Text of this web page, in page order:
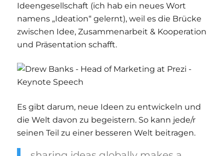
Ideengesellschaft (ich hab ein neues Wort
namens „Ideation“ gelernt), weil es die Brücke
zwischen Idee, Zusammenarbeit & Kooperation
und Präsentation schafft.
Es gibt darum, neue Ideen zu entwickeln und
die Welt davon zu begeistern. So kann jede/r
seinen Teil zu einer besseren Welt beitragen.